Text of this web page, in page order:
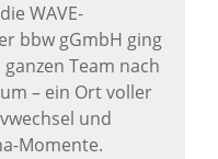
WAVE-
bbw gGmbH ging
Team nach
– ein Ort voller
und
Momente.